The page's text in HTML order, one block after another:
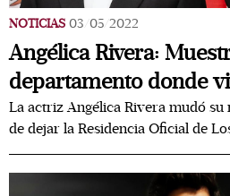
NOTICIAS 03/05/2022
Angélica Rivera:
departamento donde
La actriz Angélica Rivera mudó su
de dejar la Residencia Oficial de